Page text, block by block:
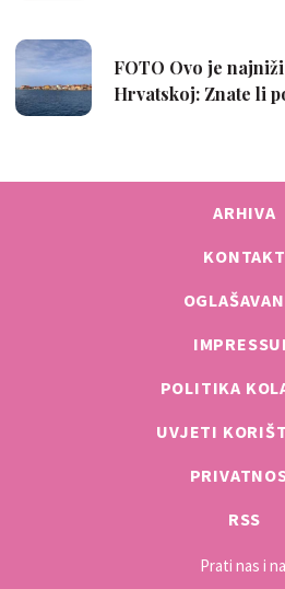
ARHIVA
KONTAKT
POLITIKA
UVJETI
RSS
Prati nas i